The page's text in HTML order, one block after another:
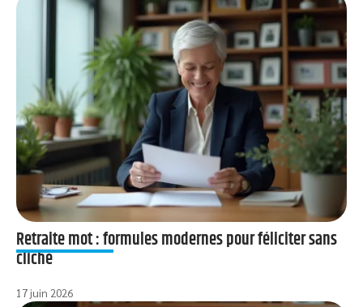
Retraite mot : formules modernes pour féliciter sans
cliché
17 juin 2026